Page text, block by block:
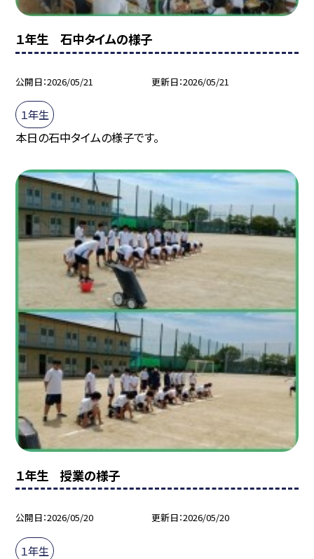
１年生 石中タイムの様子
公開日 2026/05/21 更新日 2026/05/21
１年生
本日の石中タイムの様子です。
１年生 授業の様子
公開日 2026/05/20 更新日 2026/05/20
１年生